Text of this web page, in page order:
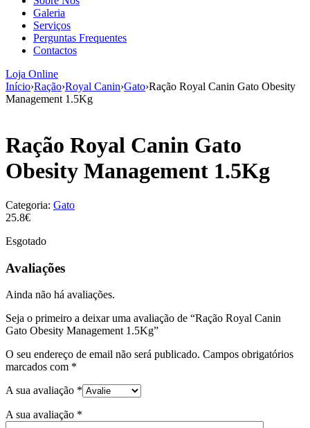
Galeria
Serviços
Perguntas Frequentes
Contactos
Loja Online
Início›Ração›Royal Canin›Gato›Ração Royal Canin Gato Obesity
Management 1.5Kg
Ração Royal Canin Gato
Obesity Management 1.5Kg
Categoria: Gato
25.8€
Esgotado
Avaliações
Ainda não há avaliações.
Seja o primeiro a deixar uma avaliação de “Ração Royal Canin
Gato Obesity Management 1.5Kg”
O seu endereço de email não será publicado. Campos obrigatórios
marcados com *
A sua avaliação *
A sua avaliação *
aumenta a
probabilidade
de ver
conteúdo e
ofertas